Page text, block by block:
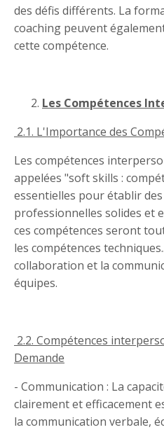
des défis différents. La
coaching peuvent
cette compétence.
Les Compétences
2.1. L'Importance des
Les compétences
appelées "soft skills :
essentielles pour établir
professionnelles solides et
ces compétences seront
les compétences
collaboration et la
équipes.
2.2. Compétences
Demande
- Communication : La
clairement et efficacement
la communication verbale,